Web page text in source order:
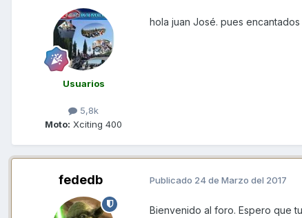
Usuarios
5,8k
Moto: Xciting 400
hola juan José. pues
fededb Publicado 24 de Marzo del 2017
Bienvenido al foro. Espero que